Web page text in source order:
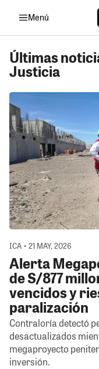
Menú
Últimas
Justicia
ICA • 21 MAY, 2026
Alerta
de S/877
vencidos y
paralización
Contraloría detectó
desactualizados
megaproyecto
inversión.